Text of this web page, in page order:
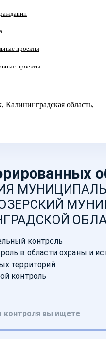
проекты
проекты
Калининградская область,